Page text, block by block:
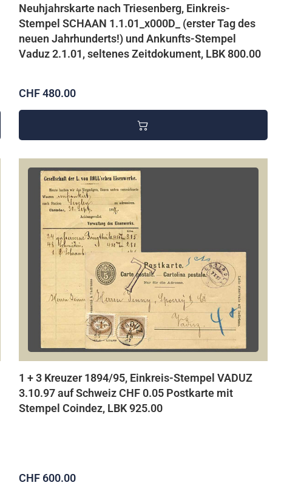
Neuhjahrskarte nach Triesenberg, Einkreis-
Stempel SCHAAN 1.1.01_x000D_ (erster Tag des
neuen Jahrhunderts!) und Ankunfts-Stempel
Vaduz 2.1.01, seltenes Zeitdokument, LBK 800.00
CHF 480.00
1 + 3 Kreuzer 1894/95, Einkreis-Stempel VADUZ
3.10.97 auf Schweiz CHF 0.05 Postkarte mit
Stempel Coindez, LBK 925.00
CHF 600.00